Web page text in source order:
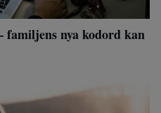
nya kodord kan